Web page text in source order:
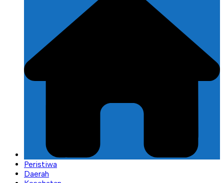
Peristiwa
Daerah